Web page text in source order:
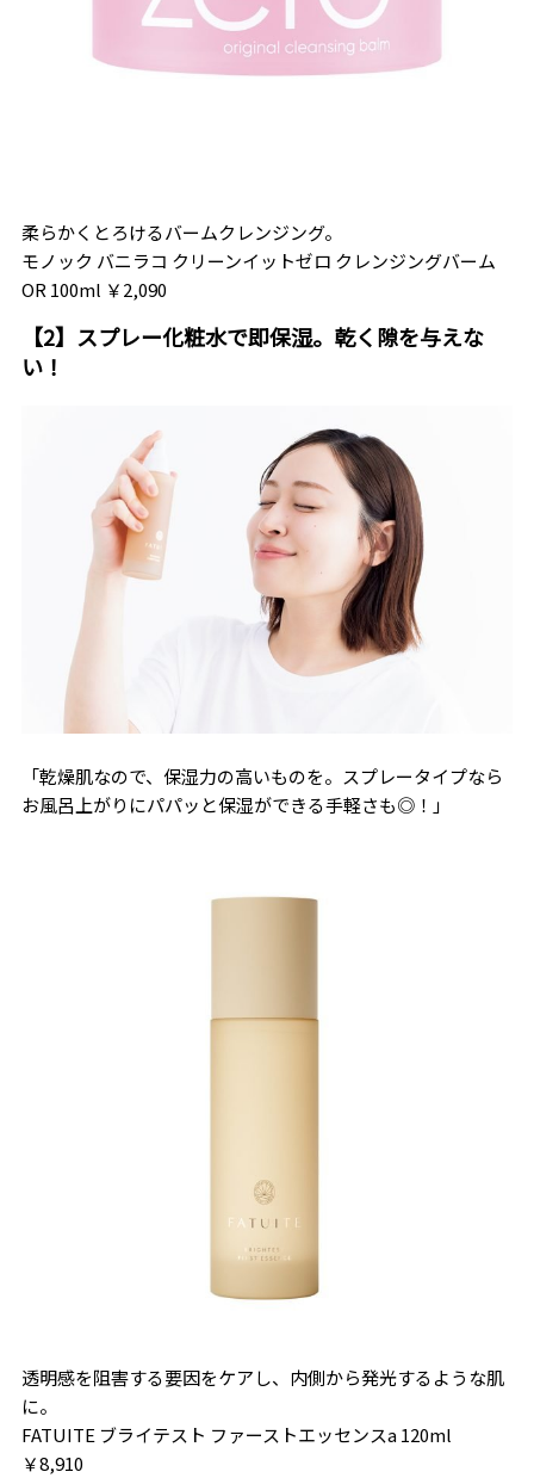
柔らかくとろけるバームクレンジング。
モノック バニラコ クリーンイットゼロ クレンジングバーム
OR 100ml ￥2,090
【2】スプレー化粧水で即保湿。乾く隙を与えな
い！
「乾燥肌なので、保湿力の高いものを。スプレータイプなら
お風呂上がりにパパッと保湿ができる手軽さも◎！」
透明感を阻害する要因をケアし、内側から発光するような肌
に。
FATUITE ブライテスト ファーストエッセンスa 120ml
￥8,910